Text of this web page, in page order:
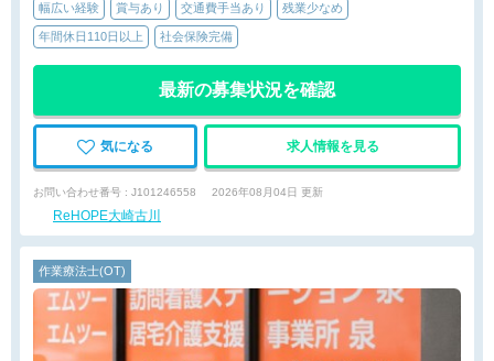
幅広い経験 賞与あり 交通費手当あり 残業少なめ
年間休日110日以上 社会保険完備
最新の募集状況を確認
気になる 求人情報を見る
お問い合わせ番号 : J101246558 2026年08月04日 更新
ReHOPE大崎古川
作業療法士(OT)